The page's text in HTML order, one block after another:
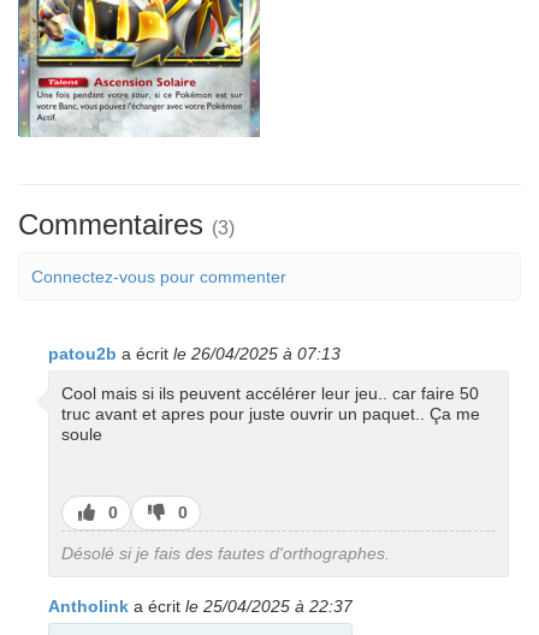
Commentaires (3)
Connectez-vous pour commenter
patou2b a écrit le 26/04/2025 à 07:13
Cool mais si ils peuvent accélérer leur jeu.. car faire 50
truc avant et apres pour juste ouvrir un paquet.. Ça me
soule
J’aime
0
J’aime
pas
0
Désolé si je fais des fautes d'orthographes.
Antholink a écrit le 25/04/2025 à 22:37